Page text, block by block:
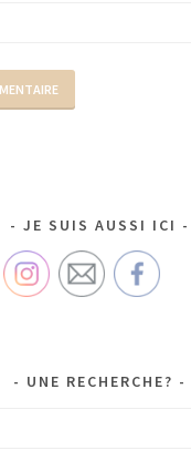
JE SUIS AUSSI ICI
UNE RECHERCHE?